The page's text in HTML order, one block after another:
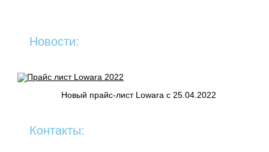
Новости:
Новый прайс-лист Lowara c 25.04.2022
Контакты: